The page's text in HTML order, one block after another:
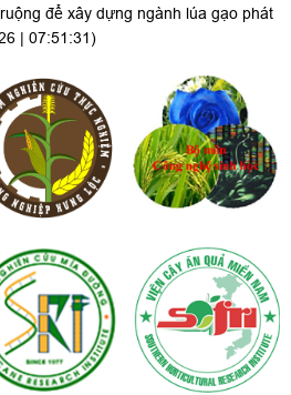
để xây dựng ngành lúa gạo phát
| 07:51:31)